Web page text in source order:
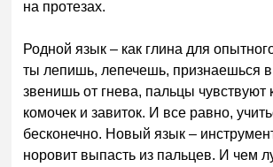
на протезах.
Родной язык – как глина для
ты лепишь, лепечешь, признаешься
звенишь от гнева, пальцы чувствуют
комочек и завиток. И все равно,
бесконечно. Новый язык –
норовит выпасть из пальцев. И чем